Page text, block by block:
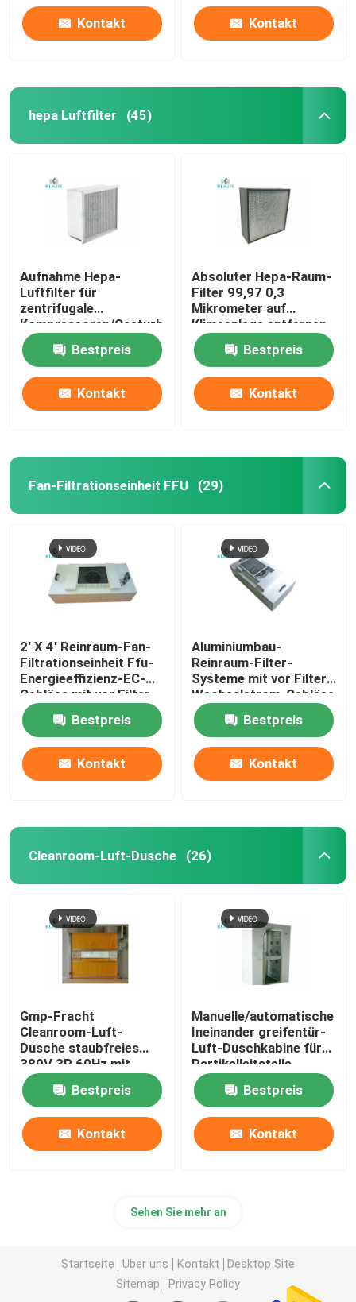
Kontakt Kontakt
hepa Luftfilter (45)
Aufnahme Hepa-
Luftfilter für
zentrifugale
Kompressoren/Gasturbinen/Maschinen
Bestpreis
Kontakt
Absoluter Hepa-Raum-
Filter 99,97 0,3
Mikrometer auf
Klimaanlage entfernen
Form-Sporen
Bestpreis
Kontakt
Fan-Filtrationseinheit FFU (29)
2' X 4' Reinraum-Fan-
Filtrationseinheit Ffu-
Energieeffizienz-EC-
Gebläse mit vor Filter
Bestpreis
Kontakt
Aluminiumbau-
Reinraum-Filter-
Systeme mit vor Filter-
Wechselstrom-Gebläse
Bestpreis
Kontakt
Cleanroom-Luft-Dusche (26)
Gmp-Fracht
Cleanroom-Luft-
Dusche staubfreies
380V 3P 60Hz mit
schneller Rollen-Tür
Bestpreis
Kontakt
Manuelle/automatische
Ineinander greifentür-
Luft-Duschkabine für
Partikelleitstelle
Bestpreis
Kontakt
Sehen Sie mehr an
Startseite Über uns Kontakt
Desktop Site
Sitemap
Privacy Policy